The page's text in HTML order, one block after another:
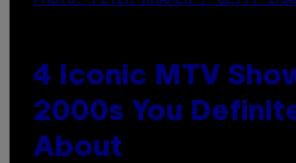
4 Iconic MTV
2000s You
About